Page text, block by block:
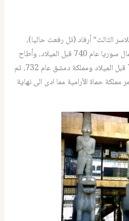
الثالث“ أرفاد (تل رفعت حاليا)،
مركز المقاومة الآرامية في شمال سوريا عام 740 قبل الميلاد، وأطاح
ايضا بمملكة السامرة عام 734 قبل الميلاد ومملكة دمشق عام 732، ثم
حماة الآرامية مما ادى الى نهاية